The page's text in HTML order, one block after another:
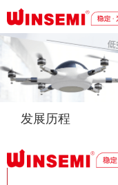
深圳市
发展历程